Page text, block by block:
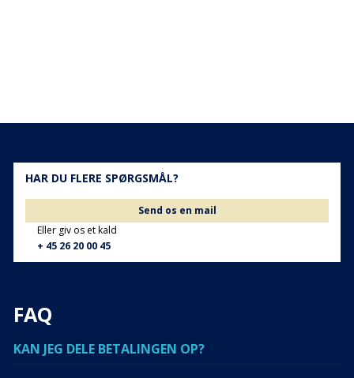
HAR DU FLERE SPØRGSMÅL?
Send os en mail
Eller giv os et kald
+ 45 26 20 00 45
FAQ
KAN JEG DELE BETALINGEN OP?